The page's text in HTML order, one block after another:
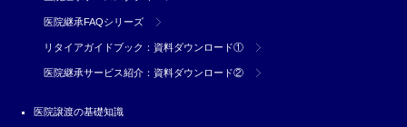
医院継承FAQシリーズ
リタイアガイドブック：資料ダウンロード①
医院継承サービス紹介：資料ダウンロード②
医院譲渡の基礎知識